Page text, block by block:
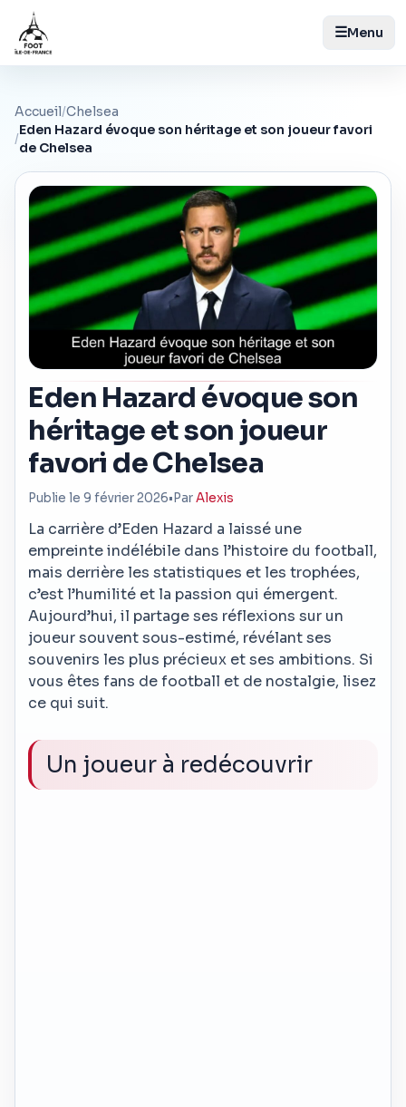
☰Menu
Accueil/Chelsea
/
Eden Hazard évoque son héritage et son joueur favori
de Chelsea
Eden Hazard évoque son
héritage et son joueur
favori de Chelsea
Publie le 9 février 2026• ParAlexis
La carrière d’Eden Hazard a laissé une
empreinte indélébile dans l’histoire du football,
mais derrière les statistiques et les trophées,
c’est l’humilité et la passion qui émergent.
Aujourd’hui, il partage ses réflexions sur un
joueur souvent sous-estimé, révélant ses
souvenirs les plus précieux et ses ambitions. Si
vous êtes fans de football et de nostalgie, lisez
ce qui suit.
Un joueur à redécouvrir